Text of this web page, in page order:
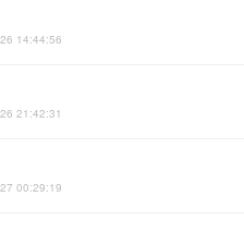
14:44:56
21:42:31
00:29:19